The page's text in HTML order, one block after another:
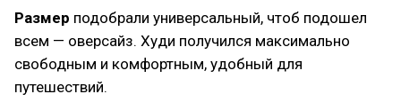
Размер подобрали универсальный, чтоб подошел
всем — оверсайз. Худи получился максимально
свободным и комфортным, удобный для
путешествий.